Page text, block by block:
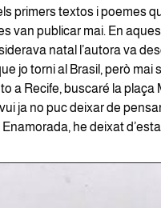
primers textos i poemes
van publicar mai. En
natal l’autora va
jo torni al Brasil, però mai
a Recife, buscaré la plaça
ja no puc deixar de
he deixat